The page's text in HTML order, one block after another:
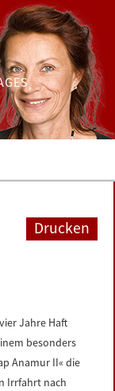
Drucken
Jahre Haft
besonders
Anamur II« die
Irrfahrt nach